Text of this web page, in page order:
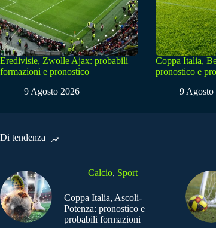
Eredivisie, Zwolle Ajax: probabili
formazioni e pronostico
9 Agosto 2026
Coppa Italia,
pronostico e
9 Agosto
Di tendenza
Calcio, Sport
Coppa Italia, Ascoli-
Potenza: pronostico e
probabili formazioni